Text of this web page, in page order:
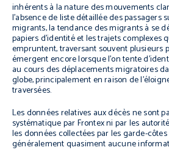
inhérents à la nature des mouvements
l’absence de liste détaillée des passagers
migrants, la tendance des migrants à se
papiers d’identité et les trajets complexes
empruntent, traversant souvent plusieurs
émergent encore lorsque l’on tente
au cours des déplacements migratoires
globe, principalement en raison de
traversées.
Les données relatives aux décès ne sont
systématique par Frontex ni par les
les données collectées par les garde-
généralement quasiment aucune